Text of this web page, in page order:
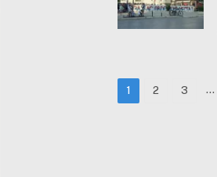
1 2 3 …